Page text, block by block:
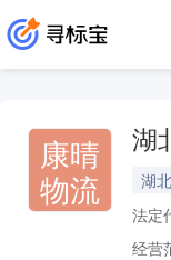
康晴
物流
湖
湖
法定
经营